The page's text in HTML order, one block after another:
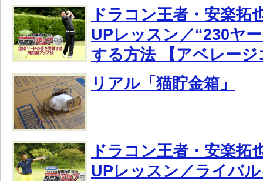
ドラコン王者・安楽拓
UPレッスン／“230ヤ
する方法 【アベレー
リアル「猫貯金箱」
ドラコン王者・安楽拓
UPレッスン／ライバ